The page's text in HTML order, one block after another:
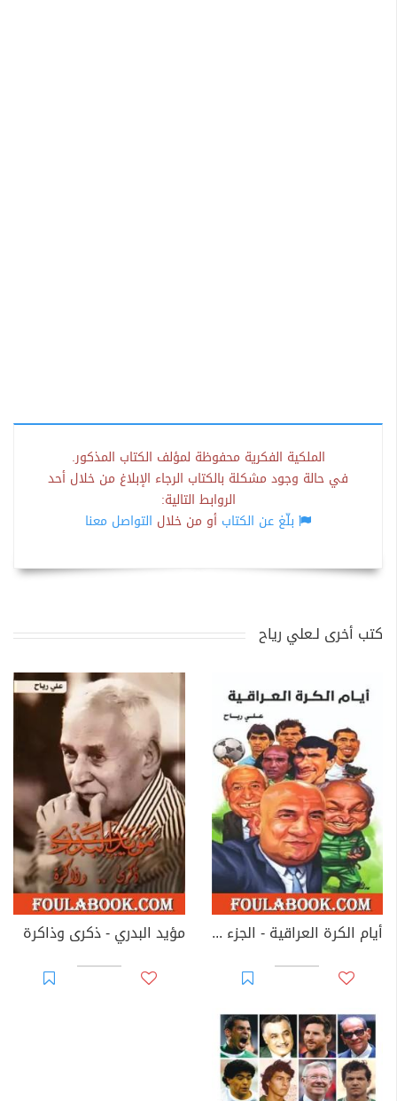
الملكية الفكرية محفوظة لمؤلف الكتاب المذكور.
في حالة وجود مشكلة بالكتاب الرجاء الإبلاغ من خلال أحد
الروابط التالية:
بلّغ عن الكتاب أو من خلال التواصل معنا
كتب أخرى لـعلي رياح
أيام الكرة العراقية - الجزء الأول مؤيد البدري - ذكرى وذاكرة